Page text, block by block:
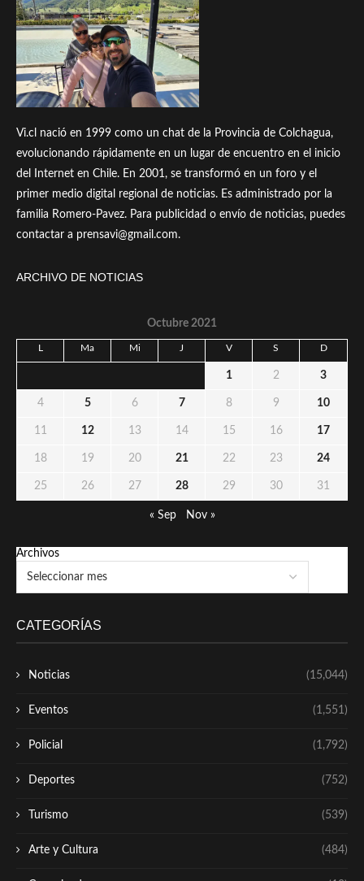
Vi.cl nació en 1999 como un chat de la Provincia de Colchagua,
evolucionando rápidamente en un lugar de encuentro en el inicio
del Internet en Chile. En 2001, se transformó en un foro y el
primer medio digital regional de noticias. Es administrado por la
familia Romero-Pavez. Para publicidad o envío de noticias, puedes
contactar a prensavi@gmail.com.
ARCHIVO DE NOTICIAS
Octubre 2021
L Ma Mi J V S D
1 2 3
4 5 6 7 8 9 10
11 12 13 14 15 16 17
18 19 20 21 22 23 24
25 26 27 28 29 30 31
« Sep Nov »
Archivos
CATEGORÍAS
Noticias (15,044)
Eventos (1,551)
Policial (1,792)
Deportes (752)
Turismo (539)
Arte y Cultura (484)